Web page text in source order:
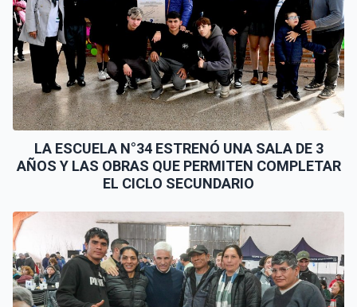
LA ESCUELA N°34 ESTRENÓ UNA SALA DE 3
AÑOS Y LAS OBRAS QUE PERMITEN COMPLETAR
EL CICLO SECUNDARIO